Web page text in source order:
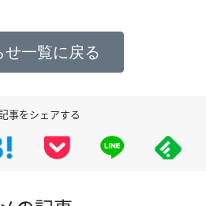
せ一覧に戻る
事をシェアする